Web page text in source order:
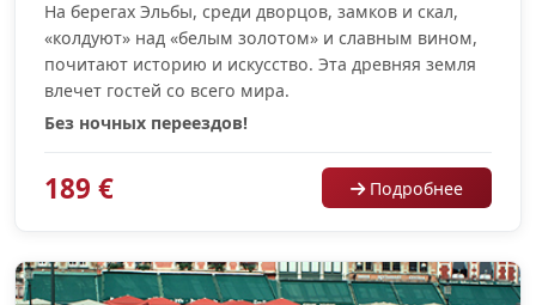
На берегах Эльбы, среди дворцов, замков и скал,
«колдуют» над «белым золотом» и славным вином,
почитают историю и искусство. Эта древняя земля
влечет гостей со всего мира.
Без ночных переездов!
189 € Подробнее